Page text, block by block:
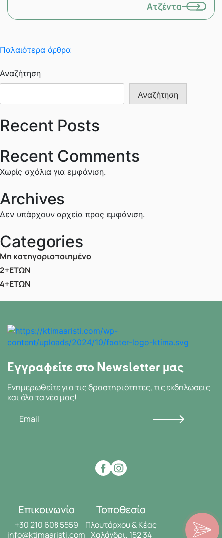
Ατζέντα
Πλοήγηση
άρθρων
Παλαιότερα άρθρα
Αναζήτηση
Αναζήτηση
Recent Posts
Recent Comments
Χωρίς σχόλια για εμφάνιση.
Archives
Δεν υπάρχουν αρχεία προς εμφάνιση.
Categories
Μη κατηγοριοποιημένο
2+ΕΤΩΝ
4+ΕΤΩΝ
Εγγραφείτε στο Newsletter μας
Ενημερωθείτε για τις δραστηριότητες, τις εκδηλώσεις
και όλα τα νέα μας!
Επικοινωνία
+30 210 608 5559
info@ktimaaristi.com
Τοποθεσία
Πλουτάρχου & Κέας
Χαλάνδρι, 152 34